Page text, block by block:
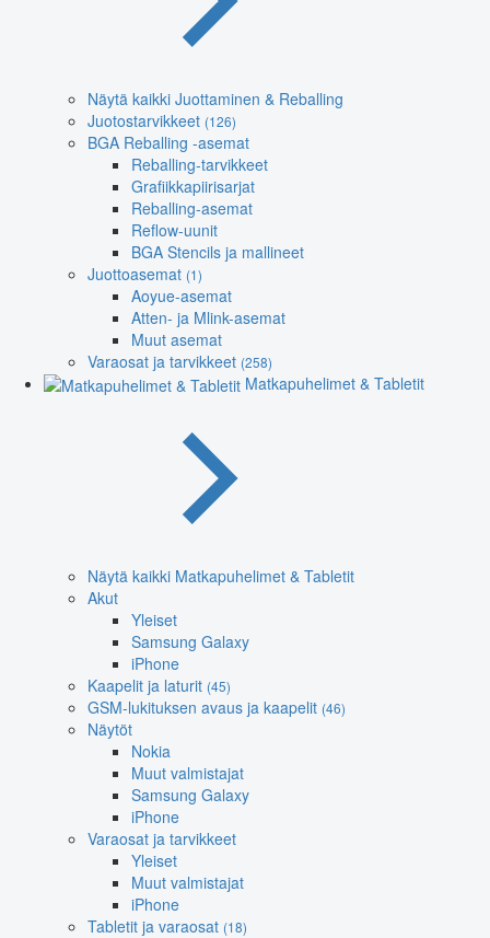
Näytä kaikki Juottaminen & Reballing
Juotostarvikkeet (126)
BGA Reballing -asemat
Reballing-tarvikkeet
Grafiikkapiirisarjat
Reballing-asemat
Reflow-uunit
BGA Stencils ja mallineet
Juottoasemat (1)
Aoyue-asemat
Atten- ja Mlink-asemat
Muut asemat
Varaosat ja tarvikkeet (258)
Matkapuhelimet & Tabletit
Näytä kaikki Matkapuhelimet & Tabletit
Akut
Yleiset
Samsung Galaxy
iPhone
Kaapelit ja laturit (45)
GSM-lukituksen avaus ja kaapelit (46)
Näytöt
Nokia
Muut valmistajat
Samsung Galaxy
iPhone
Varaosat ja tarvikkeet
Yleiset
Muut valmistajat
iPhone
Tabletit ja varaosat (18)